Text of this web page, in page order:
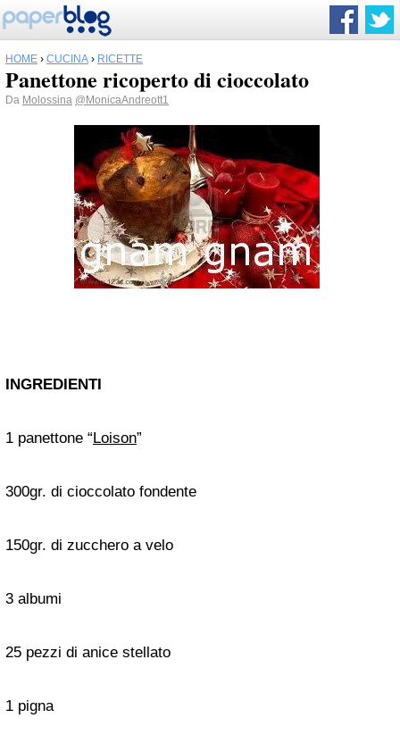
HOME › CUCINA › RICETTE
Panettone ricoperto di cioccolato
Da Molossina @MonicaAndreott1
INGREDIENTI
1 panettone “Loison”
300gr. di cioccolato fondente
150gr. di zucchero a velo
3 albumi
25 pezzi di anice stellato
1 pigna